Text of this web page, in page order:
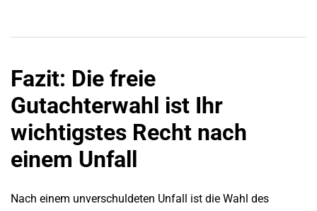
Fazit: Die freie
Gutachterwahl ist Ihr
wichtigstes Recht nach
einem Unfall
Nach einem unverschuldeten Unfall ist die Wahl des